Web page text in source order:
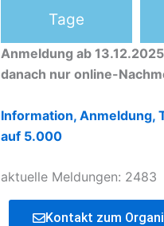
Tage
Anmeldung ab
danach nur online-
Information, Anmeldung,
auf 5.000
aktuelle Meldungen: 2483
Kontakt zum